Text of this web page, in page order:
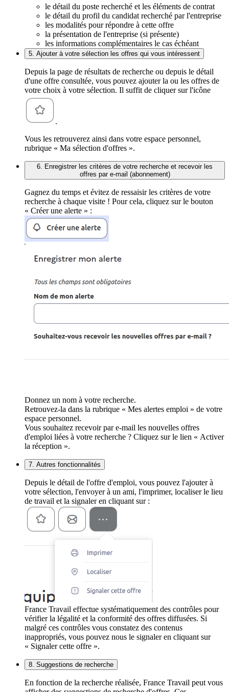
le détail du poste recherché et les éléments de contrat
le détail du profil du candidat recherché par l'entreprise
les modalités pour répondre à cette offre
la présentation de l'entreprise (si présente)
les informations complémentaires le cas échéant
5. Ajouter à votre sélection les offres qui vous intéressent
Depuis la page de résultats de recherche ou depuis le détail
d'une offre consultée, vous pouvez ajouter la ou les offres de
votre choix à votre sélection. Il suffit de cliquer sur l'icône
.
Vous les retrouverez ainsi dans votre espace personnel,
rubrique « Ma sélection d'offres ».
6. Enregistrer les critères de votre recherche et recevoir les
offres par e-mail (abonnement)
Gagnez du temps et évitez de ressaisir les critères de votre
recherche à chaque visite ! Pour cela, cliquez sur le bouton
« Créer une alerte » :
Donnez un nom à votre recherche.
Retrouvez-la dans la rubrique « Mes alertes emploi » de votre
espace personnel.
Vous souhaitez recevoir par e-mail les nouvelles offres
d'emploi liées à votre recherche ? Cliquez sur le lien « Activer
la réception ».
7. Autres fonctionnalités
Depuis le détail de l'offre d'emploi, vous pouvez l'ajouter à
votre sélection, l'envoyer à un ami, l'imprimer, localiser le lieu
de travail et la signaler en cliquant sur :
France Travail effectue systématiquement des contrôles pour
vérifier la légalité et la conformité des offres diffusées. Si
malgré ces contrôles vous constatez des contenus
inappropriés, vous pouvez nous le signaler en cliquant sur
« Signaler cette offre ».
8. Suggestions de recherche
En fonction de la recherche réalisée, France Travail peut vous